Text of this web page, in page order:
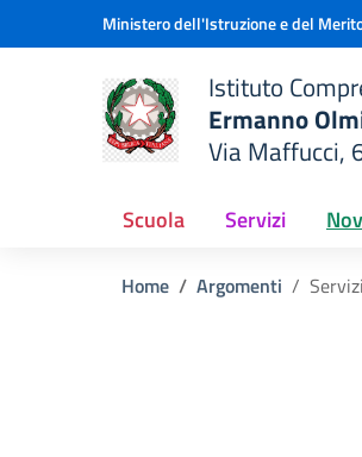
Vai ai contenuti
Vai al menu di navigazioneMinistero dell'Istruzione e del
scuola
Istituto
Ermanno
Via Maffucci,
Scuola Servizi
Home Argomenti Servizi